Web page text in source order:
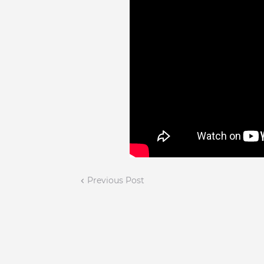
Previous Post